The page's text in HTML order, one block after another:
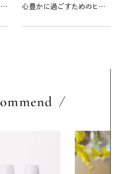
心豊かに過ごすためのヒント